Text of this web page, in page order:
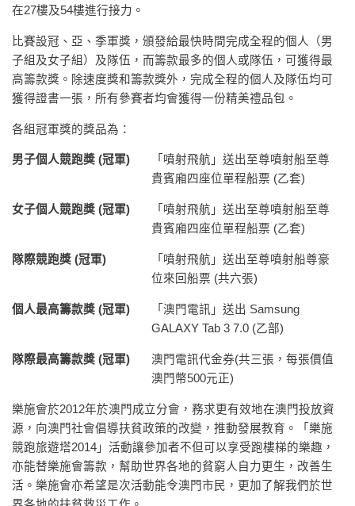
在27樓及54樓進行接力。
比賽設冠、亞、季軍獎，頒發給最快時間完成全程的個人（男
子組及女子組）及隊伍，而籌款最多的個人或隊伍，可獲得最
高籌款獎。除速度獎和籌款獎外，完成全程的個人及隊伍均可
獲得證書一張，所有參賽者均會獲得一份精美禮品包。
各組冠軍獎的獎品為：
男子個人競跑獎 (冠軍)
「噴射飛航」送出至尊噴射船至尊
貴賓廂四座位單程船票 (乙套)
女子個人競跑獎 (冠軍)
「噴射飛航」送出至尊噴射船至尊
貴賓廂四座位單程船票 (乙套)
隊際競跑獎 (冠軍)
「噴射飛航」送出至尊噴射船尊豪
位來回船票 (共六張)
個人最高籌款獎 (冠軍)
「澳門電訊」送出 Samsung
GALAXY Tab 3 7.0 (乙部)
隊際最高籌款獎 (冠軍)
澳門電訊代金券(共三張，每張價值
澳門幣500元正)
樂施會於2012年於澳門成立分會，務求更有效地在澳門投放資
源，向澳門社會倡導扶貧政策的改變，推動發展教育。「樂施
競跑旅遊塔2014」活動讓參加者不但可以享受跑樓梯的樂趣，
亦能替樂施會籌款，幫助世界各地的貧窮人自力更生，改善生
活。樂施會亦希望是次活動能令澳門市民，更加了解我們於世